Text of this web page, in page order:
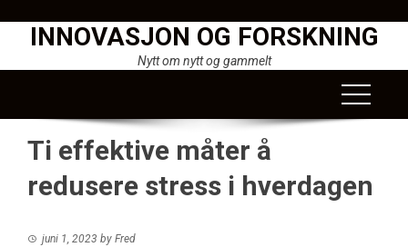
INNOVASJON OG FORSKNING
Nytt om nytt og gammelt
Ti effektive måter å
redusere stress i hverdagen
juni 1, 2023 by Fred